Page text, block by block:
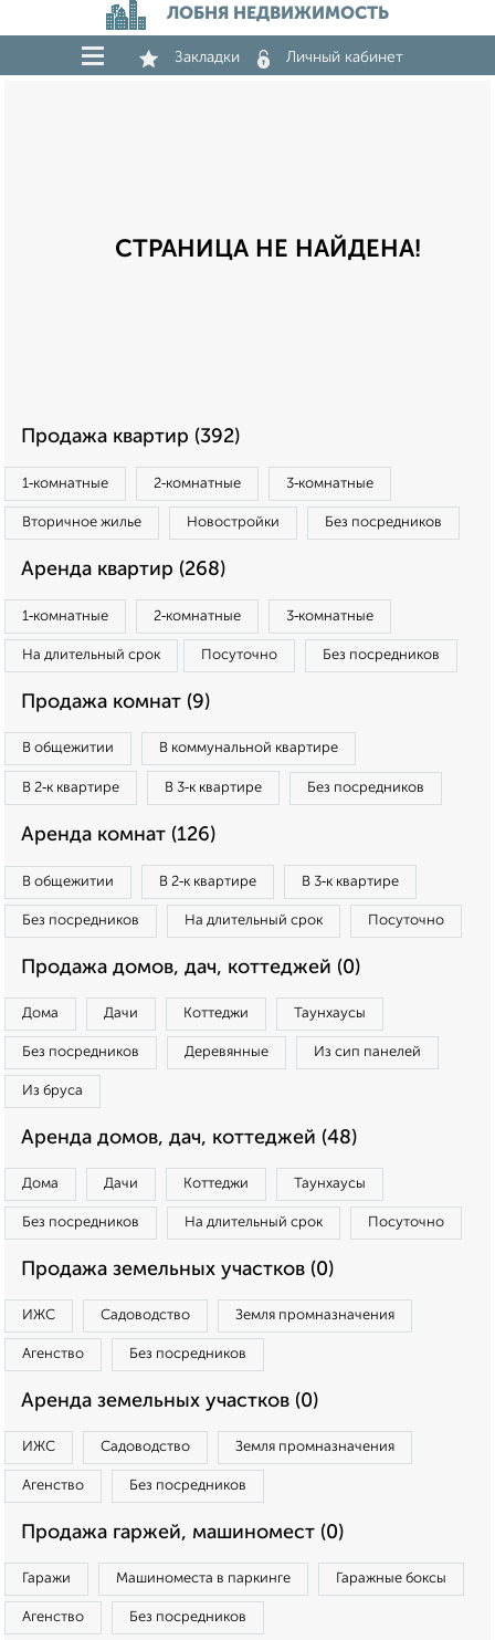
ЛОБНЯ НЕДВИЖИМОСТЬ
Закладки Личный кабинет
СТРАНИЦА НЕ НАЙДЕНА!
Продажа квартир (392)
1‑комнатные 2‑комнатные 3‑комнатные
Вторичное жилье Новостройки Без посредников
Аренда квартир (268)
1‑комнатные 2‑комнатные 3‑комнатные
На длительный срок Посуточно Без посредников
Продажа комнат (9)
В общежитии В коммунальной квартире
В 2‑к квартире В 3‑к квартире Без посредников
Аренда комнат (126)
В общежитии В 2‑к квартире В 3‑к квартире
Без посредников На длительный срок Посуточно
Продажа домов, дач, коттеджей (0)
Дома Дачи Коттеджи Таунхаусы
Без посредников Деревянные Из сип панелей
Из бруса
Аренда домов, дач, коттеджей (48)
Дома Дачи Коттеджи Таунхаусы
Без посредников На длительный срок Посуточно
Продажа земельных участков (0)
ИЖС Садоводство Земля промназначения
Агенство Без посредников
Аренда земельных участков (0)
ИЖС Садоводство Земля промназначения
Агенство Без посредников
Продажа гаржей, машиномест (0)
Гаражи Машиноместа в паркинге Гаражные боксы
Агенство Без посредников